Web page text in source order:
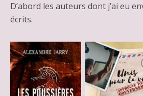
D’abord les auteurs dont j’ai eu
écrits.